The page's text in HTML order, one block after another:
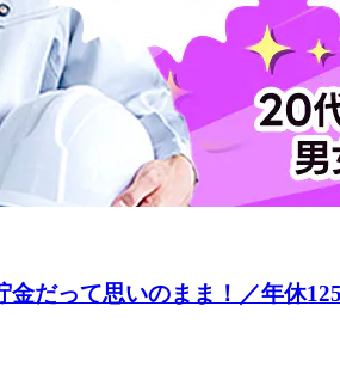
だって思いのまま！／年休